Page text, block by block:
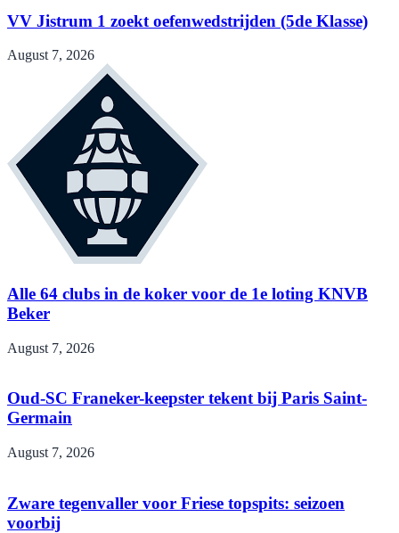
VV Jistrum 1 zoekt oefenwedstrijden (5de Klasse)
August 7, 2026
Alle 64 clubs in de koker voor de 1e loting KNVB
Beker
August 7, 2026
Oud-SC Franeker-keepster tekent bij Paris Saint-
Germain
August 7, 2026
Zware tegenvaller voor Friese topspits: seizoen
voorbij